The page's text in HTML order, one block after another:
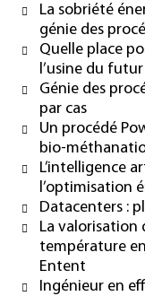
La sobriété
génie des
Quelle place
l’usine du futur
Génie des
par cas
Un procédé
bio-
L’intelligence
l’optimisation
Datacenters :
La valorisation
température
Entent
Ingénieur en